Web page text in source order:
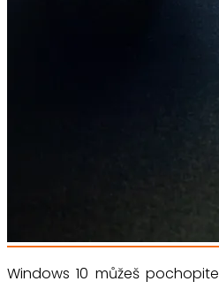
Windows 10 můžeš